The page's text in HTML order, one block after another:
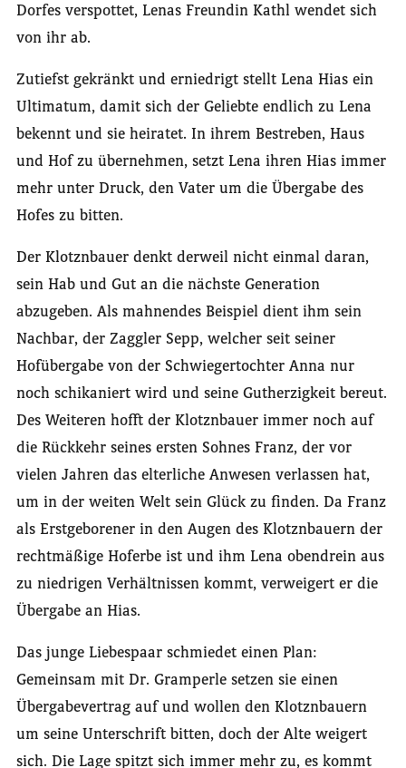
Dorfes verspottet, Lenas Freundin Kathl wendet sich
von ihr ab.
Zutiefst gekränkt und erniedrigt stellt Lena Hias ein
Ultimatum, damit sich der Geliebte endlich zu Lena
bekennt und sie heiratet. In ihrem Bestreben, Haus
und Hof zu übernehmen, setzt Lena ihren Hias immer
mehr unter Druck, den Vater um die Übergabe des
Hofes zu bitten.
Der Klotznbauer denkt derweil nicht einmal daran,
sein Hab und Gut an die nächste Generation
abzugeben. Als mahnendes Beispiel dient ihm sein
Nachbar, der Zaggler Sepp, welcher seit seiner
Hofübergabe von der Schwiegertochter Anna nur
noch schikaniert wird und seine Gutherzigkeit bereut.
Des Weiteren hofft der Klotznbauer immer noch auf
die Rückkehr seines ersten Sohnes Franz, der vor
vielen Jahren das elterliche Anwesen verlassen hat,
um in der weiten Welt sein Glück zu finden. Da Franz
als Erstgeborener in den Augen des Klotznbauern der
rechtmäßige Hoferbe ist und ihm Lena obendrein aus
zu niedrigen Verhältnissen kommt, verweigert er die
Übergabe an Hias.
Das junge Liebespaar schmiedet einen Plan:
Gemeinsam mit Dr. Gramperle setzen sie einen
Übergabevertrag auf und wollen den Klotznbauern
um seine Unterschrift bitten, doch der Alte weigert
sich. Die Lage spitzt sich immer mehr zu, es kommt